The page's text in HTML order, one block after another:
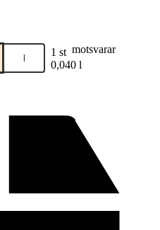
l 1 st motsvarar
0,040 l